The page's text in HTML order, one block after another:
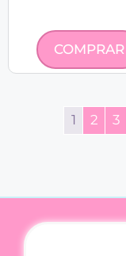
COMPRAR
1 2 3